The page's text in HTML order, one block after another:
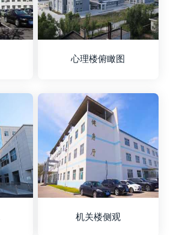
心理楼俯瞰图
机关楼侧观